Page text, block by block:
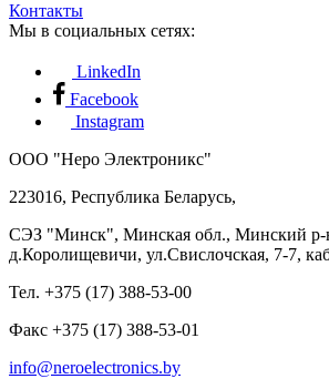
Контакты
Мы в социальных сетях:
LinkedIn
Facebook
Instagram
ООО "Неро Электроникс"
223016, Республика Беларусь,
СЭЗ "Минск", Минская обл., Минский р-
д.Королищевичи, ул.Свислочская, 7-7,
Тел. +375 (17) 388-53-00
Факс +375 (17) 388-53-01
info@neroelectronics.by